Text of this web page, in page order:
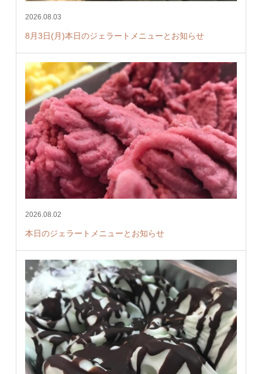
2026.08.03
8月3日(月)本日のジェラートメニューとお知らせ
2026.08.02
本日のジェラートメニューとお知らせ